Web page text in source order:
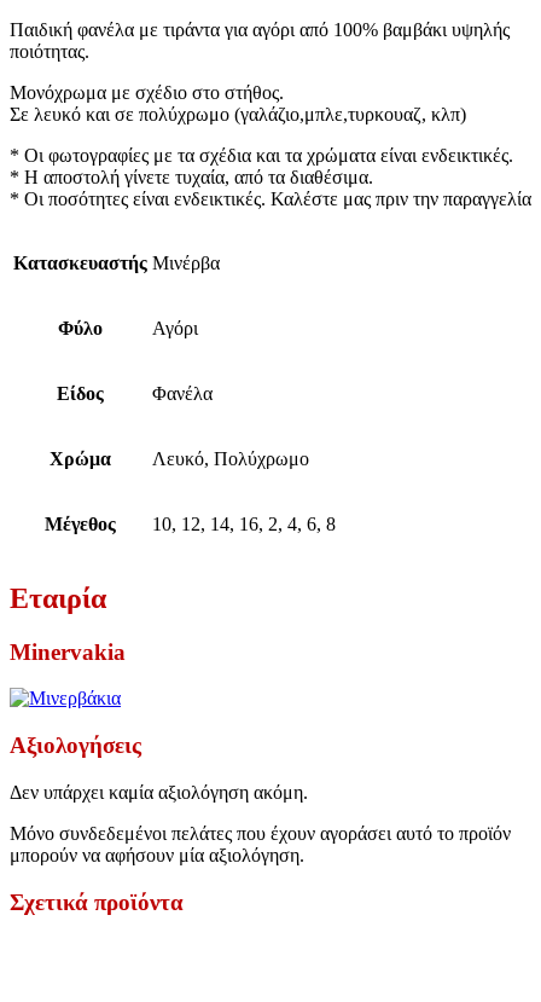
Παιδική φανέλα με τιράντα για αγόρι από 100% βαμβάκι υψηλής
ποιότητας.
Μονόχρωμα με σχέδιο στο στήθος.
Σε λευκό και σε πολύχρωμο (γαλάζιο,μπλε,τυρκουαζ, κλπ)
* Οι φωτογραφίες με τα σχέδια και τα χρώματα είναι ενδεικτικές.
* Η αποστολή γίνετε τυχαία, από τα διαθέσιμα.
* Οι ποσότητες είναι ενδεικτικές. Καλέστε μας πριν την παραγγελία
Κατασκευαστής Μινέρβα
Φύλο Αγόρι
Είδος Φανέλα
Χρώμα Λευκό, Πολύχρωμο
Μέγεθος 10, 12, 14, 16, 2, 4, 6, 8
Εταιρία
Minervakia
Αξιολογήσεις
Δεν υπάρχει καμία αξιολόγηση ακόμη.
Μόνο συνδεδεμένοι πελάτες που έχουν αγοράσει αυτό το προϊόν
μπορούν να αφήσουν μία αξιολόγηση.
Σχετικά προϊόντα